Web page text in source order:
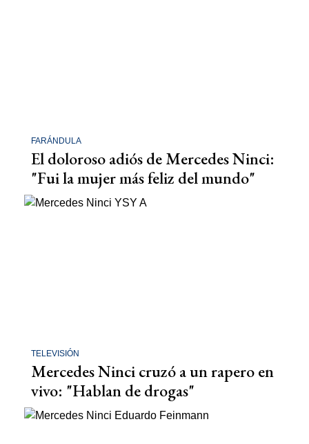
FARÁNDULA
El doloroso adiós de Mercedes Ninci:
"Fui la mujer más feliz del mundo"
TELEVISIÓN
Mercedes Ninci cruzó a un rapero en
vivo: "Hablan de drogas"